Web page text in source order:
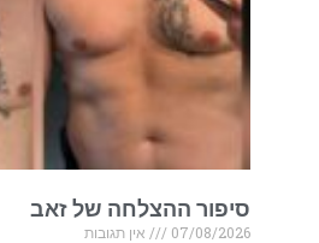
סיפור ההצלחה של זאב
07/08/2026
אין תגובות